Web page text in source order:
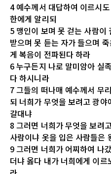
4 예수께서 대답하여 이르시
한에게 알리되
5 맹인이 보며 못 걷는 사람이
받으며 못 듣는 자가 들으며
게 복음이 전파된다 하라
6 누구든지 나로 말미암아 실
다 하시니라
7 그들의 떠나매 예수께서 무
되 너희가 무엇을 보려고 광
갈대냐
8 그러면 너희가 무엇을 보려
사람이냐 옷을 입은 사람들은
9 그러면 너희가 어찌하여 나
더냐 옳다 내가 너희에게 이